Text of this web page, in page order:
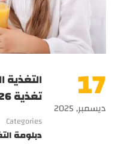
17
ديسمبر, 2025
التغذية
تغذية 2026
Categories
دبلومة